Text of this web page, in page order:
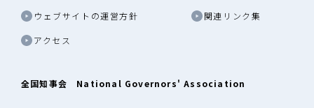
ウェブサイトの運営方針 関連リンク集
アクセス
全国知事会 National Governors' Association